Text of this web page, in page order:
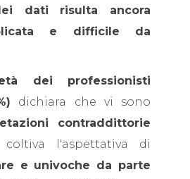
dati risulta ancora
e difficile da
dei professionisti
dichiara che vi sono
contraddittorie
l'aspettativa di
e univoche da parte